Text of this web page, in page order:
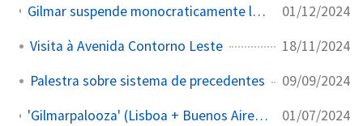
Gilmar suspende monocraticamente lei de impeachment de 1950 e eleva quórum para processar ministro do STF de 41 para 54 votos 01/12/2024
Visita à Avenida Contorno Leste 18/11/2024
Palestra sobre sistema de precedentes 09/09/2024
'Gilmarpalooza' (Lisboa + Buenos Aires): R$ 1 mi+ em recursos do Legislativo — 36 parlamentares, sem prestação de contas 01/07/2024